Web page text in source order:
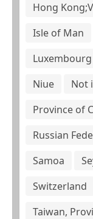
Hong
Isle of Man
Luxembourg
Niue
Not
Province of
Russian
Samoa
Switzerland
Taiwan,